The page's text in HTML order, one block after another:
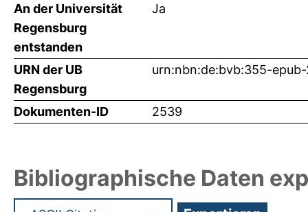
An der Universität
Regensburg
entstanden
Ja
URN der UB
Regensburg
urn:nbn:de:bvb:355-
Dokumenten-ID 2539
Bibliographische Daten